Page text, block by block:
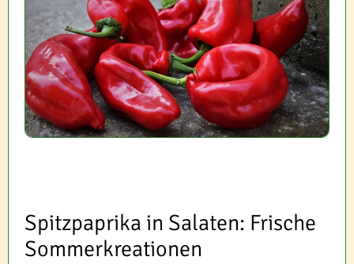
Spitzpaprika in Salaten: Frische
Sommerkreationen